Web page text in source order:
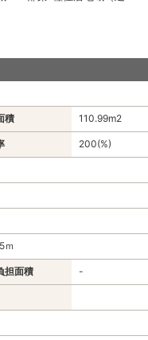
積 110.99m2
200(%)
ｍ
担面積 -